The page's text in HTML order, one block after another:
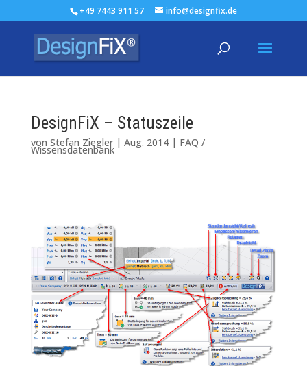
+49 7443 911 57 info@designfix.de
DesignFiX – Statuszeile
von Stefan Ziegler| Aug. 2014| FAQ /
Wissensdatenbank